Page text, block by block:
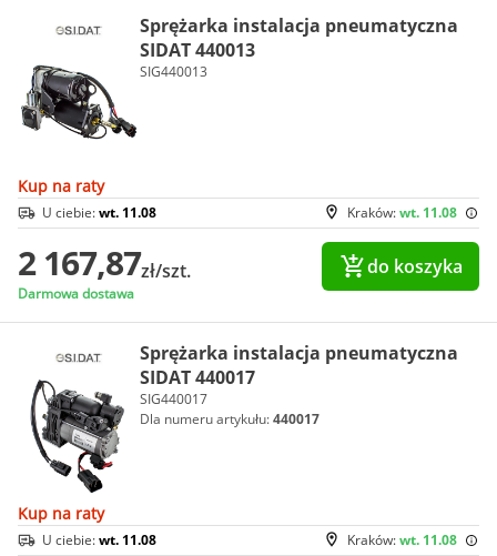
Sprężarka instalacja pneumatyczna
SIDAT 440013
SIG440013
Kup na raty
Kraków:wt. 11.08
U ciebie:wt. 11.08
2 167,87zł/szt.
Darmowa dostawa
do koszyka
Sprężarka instalacja pneumatyczna
SIDAT 440017
SIG440017
Dla numeru artykułu:440017
Kup na raty
Kraków:wt. 11.08
U ciebie:wt. 11.08